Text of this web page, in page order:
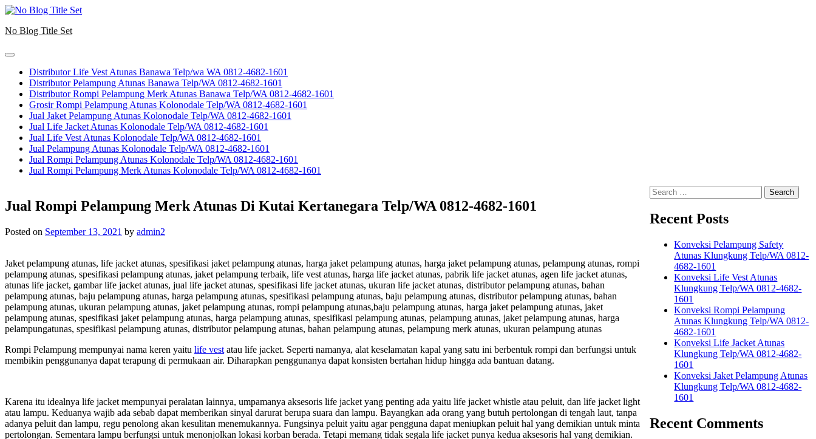
Skip
content
No Blog Title Set
Distributor Life Vest Atunas Banawa Telp/wa WA 0812-4682-1601
Distributor Pelampung Atunas Banawa Telp/WA 0812-4682-1601
Distributor Rompi Pelampung Merk Atunas Banawa Telp/WA 0812-4682-1601
Grosir Rompi Pelampung Atunas Kolonodale Telp/WA 0812-4682-1601
Jual Jaket Pelampung Atunas Kolonodale Telp/WA 0812-4682-1601
Jual Life Jacket Atunas Kolonodale Telp/WA 0812-4682-1601
Jual Life Vest Atunas Kolonodale Telp/WA 0812-4682-1601
Jual Pelampung Atunas Kolonodale Telp/WA 0812-4682-1601
Jual Rompi Pelampung Atunas Kolonodale Telp/WA 0812-4682-1601
Jual Rompi Pelampung Merk Atunas Kolonodale Telp/WA 0812-4682-1601
Jual Rompi Pelampung Merk Atunas Di Kutai Kertanegara Telp/WA 0812-4682-1601
Posted on September 13, 2021 by admin2
Jaket pelampung atunas, life jacket atunas, spesifikasi jaket pelampung atunas, harga jaket pelampung atunas, harga jaket pelampung atunas, pelampung atunas, rompi
pelampung atunas, spesifikasi pelampung atunas, jaket pelampung terbaik, life vest atunas, harga life jacket atunas, pabrik life jacket atunas, agen life jacket atunas,
atunas life jacket, gambar life jacket atunas, jual life jacket atunas, spesifikasi life jacket atunas, ukuran life jacket atunas, distributor pelampung atunas, bahan
pelampung atunas, baju pelampung atunas, harga pelampung atunas, spesifikasi pelampung atunas, baju pelampung atunas, distributor pelampung atunas, bahan
pelampung atunas, ukuran pelampung atunas, jaket pelampung atunas, rompi pelampung atunas,baju pelampung atunas, harga jaket pelampung atunas, jaket
pelampung atunas, spesifikasi jaket pelampung atunas, harga pelampung atunas, spesifikasi pelampung atunas, pelampung atunas, jaket pelampung atunas, harga
pelampungatunas, spesifikasi pelampung atunas, distributor pelampung atunas, bahan pelampung atunas, pelampung merk atunas, ukuran pelampung atunas
Rompi Pelampung mempunyai nama keren yaitu life vest atau life jacket. Seperti namanya, alat keselamatan kapal yang satu ini berbentuk rompi dan berfungsi untuk
membikin penggunanya dapat terapung di permukaan air. Diharapkan penggunanya dapat konsisten bertahan hidup hingga ada bantuan datang.
Karena itu idealnya life jacket mempunyai peralatan lainnya, umpamanya aksesoris life jacket yang penting ada yaitu life jacket whistle atau peluit, dan life jacket light
atau lampu. Keduanya wajib ada sebab dapat memberikan sinyal darurat berupa suara dan lampu. Bayangkan ada orang yang butuh pertolongan di tengah laut, tanpa
adanya peluit dan lampu, regu penolong akan kesulitan menemukannya. Fungsinya peluit yaitu agar pengguna dapat meniupkan peluit hal yang demikian untuk minta
pertolongan. Sementara lampu berfungsi untuk menonjolkan lokasi korban berada. Tetapi memang tidak segala life jacket punya kedua aksesoris hal yang demikian.
Search
for:
Recent Posts
Konveksi Pelampung Safety
Atunas Klungkung Telp/WA 0812-
4682-1601
Konveksi Life Vest Atunas
Klungkung Telp/WA 0812-4682-
1601
Konveksi Rompi Pelampung
Atunas Klungkung Telp/WA 0812-
4682-1601
Konveksi Life Jacket Atunas
Klungkung Telp/WA 0812-4682-
1601
Konveksi Jaket Pelampung Atunas
Klungkung Telp/WA 0812-4682-
1601
Recent Comments